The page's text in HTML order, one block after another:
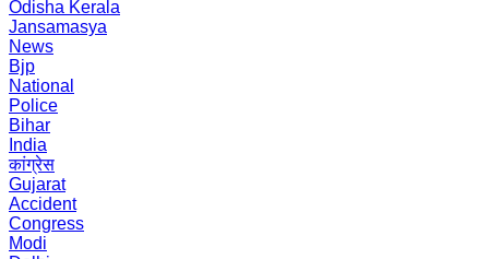
Odisha Kerala
Jansamasya
News
Bjp
National
Police
Bihar
India
कांग्रेस
Gujarat
Accident
Congress
Modi